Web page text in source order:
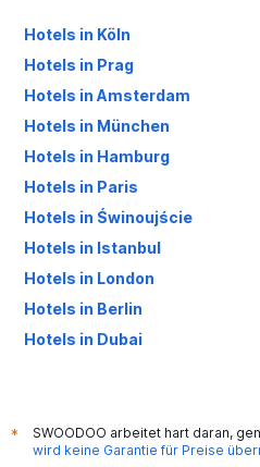
Hotels in Köln
Hotels in Prag
Hotels in Amsterdam
Hotels in München
Hotels in Hamburg
Hotels in Paris
Hotels in Świnoujście
Hotels in Istanbul
Hotels in London
Hotels in Berlin
Hotels in Dubai
*
SWOODOO arbeitet hart daran,
wird keine Garantie für Preise